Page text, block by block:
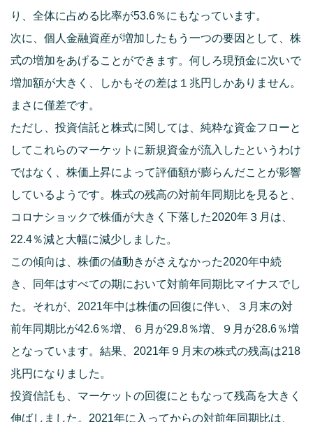
り、全体に占める比率が53.6％にもなっています。
次に、個人金融資産が増加したもう一つの要因として、株
式の増加をあげることができます。何しろ現預金に次いで
増加額が大きく、しかもその差は１兆円しかありません。
まさに僅差です。
ただし、投資信託と株式に関しては、純粋な資金フローと
してこれらのマーケットに新規資金が流入したというわけ
ではなく、株価上昇によって評価額が膨らんだことが影響
しているようです。株式の残高の対前年同期比を見ると、
コロナショックで株価が大きく下落した2020年３月は、
22.4％減と大幅に減少しました。
この傾向は、株価の値動きがさえなかった2020年中続
き、同年はすべての期において対前年同期比マイナスでし
た。それが、2021年中は株価の回復に伴い、３月末の対
前年同期比が42.6％増、６月が29.8％増、９月が28.6％増
となっています。結果、2021年９月末の株式の残高は218
兆円になりました。
投資信託も、マーケットの回復にともなって残高を大きく
伸ばしました。2021年に入ってからの対前年同期比は、